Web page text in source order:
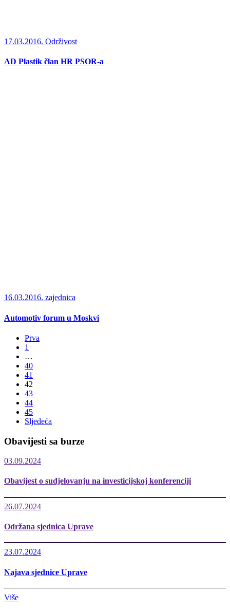
17.03.2016. Održivost
AD Plastik član HR PSOR-a
16.03.2016. zajednica
Automotiv forum u Moskvi
Prva
1
…
40
41
42
43
44
45
Sljedeća
Obavijesti sa burze
03.09.2024
Obavijest o sudjelovanju na investicijskoj konferenciji
26.07.2024
Održana sjednica Uprave
23.07.2024
Najava sjednice Uprave
Više